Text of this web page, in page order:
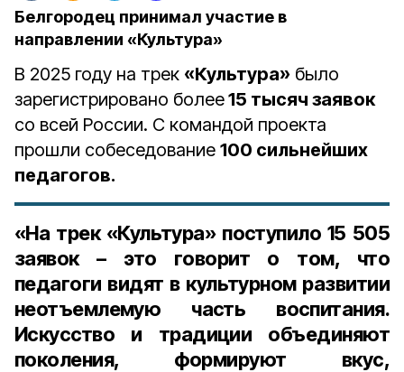
Белгородец принимал участие в
направлении «Культура»
В 2025 году на трек «Культура» было
зарегистрировано более15 тысяч заявок
со всей России. С командой проекта
прошли собеседование 100 сильнейших
педагогов.
«На трек «Культура» поступило 15 505
заявок – это говорит о том, что
педагоги видят в культурном развитии
неотъемлемую часть воспитания.
Искусство и традиции объединяют
поколения, формируют вкус,